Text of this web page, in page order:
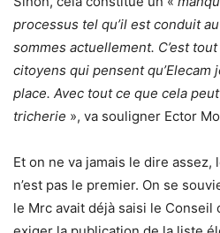
processus tel qu’il est conduit
sommes actuellement. C’est
citoyens qui pensent
place. Avec tout ce que cela
tricherie », va souligner Ector
Et on ne va jamais le dire
n’est pas le premier. On se
le Mrc avait déjà saisi le